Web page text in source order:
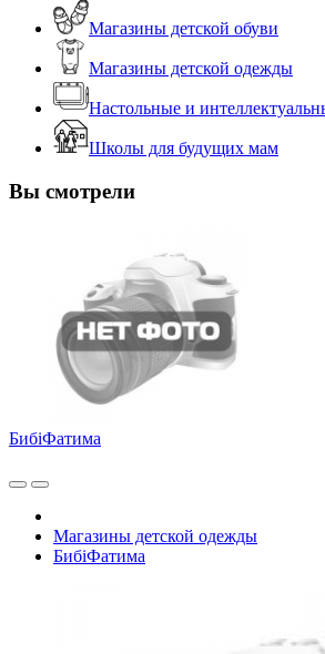
Магазины детской обуви
Магазины детской одежды
Настольные и
Школы для будущих мам
Вы смотрели
БибiФатима
Магазины детской одежды
БибiФатима